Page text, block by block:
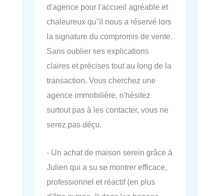
d'agence pour l'accueil agréable et
chaleureux qu''il nous a réservé lors
la signature du compromis de vente.
Sans oublier ses explications
claires et précises tout au long de la
transaction. Vous cherchez une
agence immobilière, n'hésitez
surtout pas à les contacter, vous ne
serez pas déçu.
- Un achat de maison serein grâce à
Julien qui a su se montrer efficace,
professionnel et réactif (en plus